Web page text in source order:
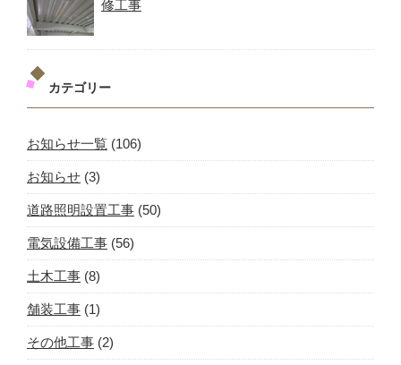
修工事
カテゴリー
お知らせ一覧 (106)
お知らせ (3)
道路照明設置工事 (50)
電気設備工事 (56)
土木工事 (8)
舗装工事 (1)
その他工事 (2)